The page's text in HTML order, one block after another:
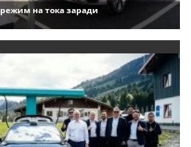
на тока заради